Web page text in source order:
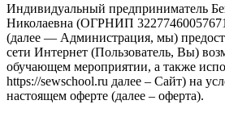
Индивидуальный предприниматель
Николаевна (ОГРНИП
(далее — Администрация, мы)
сети Интернет (Пользователь, Вы)
обучающем мероприятии, а также
https://sewschool.ru далее – Сайт) на
настоящем оферте (далее – оферта).